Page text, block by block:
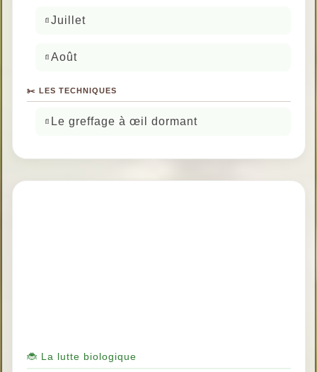
Juillet
Août
✂️ LES TECHNIQUES
Le greffage à œil dormant
🐞 La lutte biologique